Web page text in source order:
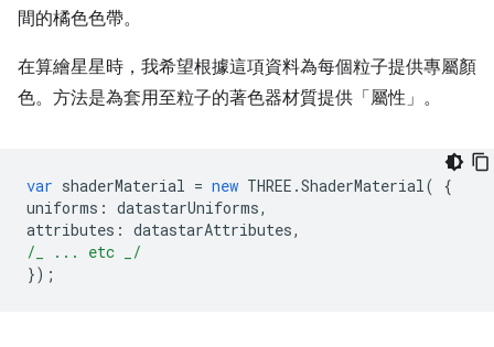
間的橘色色帶。
在算繪星星時，我希望根據這項資料為每個粒子提供專屬顏
色。方法是為套用至粒子的著色器材質提供「屬性」。
var shaderMaterial = new THREE .ShaderMaterial ( {
uniforms : datastarUniforms,
attributes : datastarAttributes,
/_ ... etc _/
});